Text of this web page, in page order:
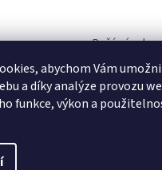
abychom Vám
a díky analýze provozu
funkce, výkon a
Požární